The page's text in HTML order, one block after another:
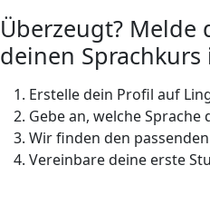
Überzeugt? Melde
deinen
Erstelle dein Profil auf
Gebe an, welche
Wir finden den
Vereinbare deine erste